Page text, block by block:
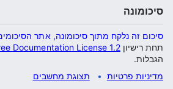
סיכומונה
סיכום זה נלקח מתוך סיכומונה, אתר
תחת רישיוןDocumentation License 1.2
הגבלות.
מדיניות פרטיות
תצוגת מחשבים